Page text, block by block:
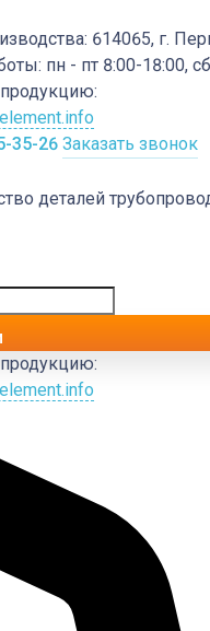
614065, г.
пн - пт 8:00-18:00,
35-26 Заказать звонок
деталей